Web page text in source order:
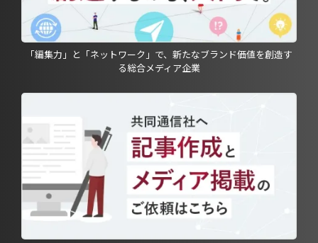
「編集力」と「ネットワーク」で、新たなブランド価値を創造す
る総合メディア企業